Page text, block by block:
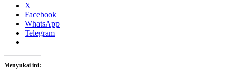
X
Facebook
WhatsApp
Telegram
Menyukai ini: